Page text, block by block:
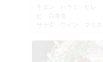
牛タン ハラミ ヒレ
ビ 白身魚
サラダ ワイン マリ